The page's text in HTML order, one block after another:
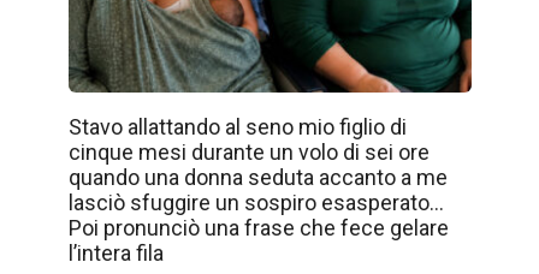
Stavo allattando al seno mio figlio di
cinque mesi durante un volo di sei ore
quando una donna seduta accanto a me
lasciò sfuggire un sospiro esasperato…
Poi pronunciò una frase che fece gelare
l’intera fila